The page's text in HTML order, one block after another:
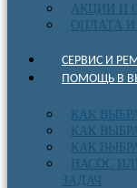
АКЦИИ И
ОПЛАТА
СЕРВИС И
ПОМОЩЬ В
КАК
КАК
КАК
НАСОС
ЗАДАЧ